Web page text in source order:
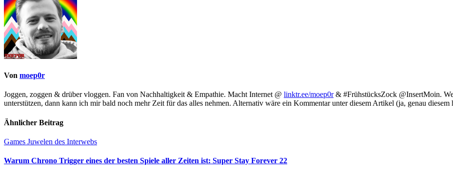
Von moep0r
Joggen, zoggen & drüber vloggen. Fan von Nachhaltigkeit & Empathie. Macht Internet @ linktr.ee/moep0r& #FrühstücksZock @InsertMoin.
unterstützen, dann kann ich mir bald noch mehr Zeit für das alles nehmen. Alternativ wäre ein Kommentar unter diesem Artikel (ja, genau
Ähnlicher Beitrag
Games Juwelen des Interwebs
Warum Chrono Trigger eines der besten Spiele aller Zeiten ist: Super Stay Forever 22